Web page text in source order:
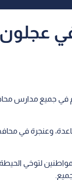
في
في جميع مدارس
وعنجرة في
لتوخي